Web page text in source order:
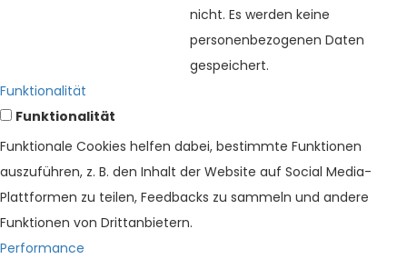
nicht. Es werden keine
personenbezogenen Daten
gespeichert.
Funktionalität
Funktionalität
Funktionale Cookies helfen dabei, bestimmte Funktionen
auszuführen, z. B. den Inhalt der Website auf Social Media-
Plattformen zu teilen, Feedbacks zu sammeln und andere
Funktionen von Drittanbietern.
Performance